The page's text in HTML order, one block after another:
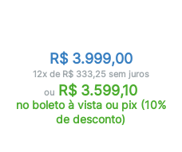
R$ 3.999,00
12x de R$ 333,25 sem juros
ou R$ 3.599,10
no boleto à vista ou pix (10%
de desconto)